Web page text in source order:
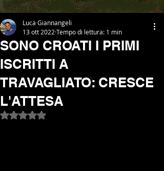
SONO CROATI I PRIMI
ISCRITTI A
TRAVAGLIATO: CRESCE
L'ATTESA
Luca Giannangeli
13 ott 2022 Tempo di lettura: 1 min
Valutazione NaN stelle su 5.